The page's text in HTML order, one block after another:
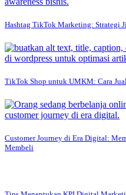
Hashtag TikTok Marketing: Strategi
TikTok Shop untuk UMKM: Cara
Customer Journey di Era Digital:
Membeli